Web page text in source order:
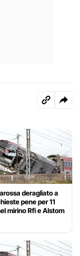
deragliato a
pene per 11
mirino Rfi e Alstom